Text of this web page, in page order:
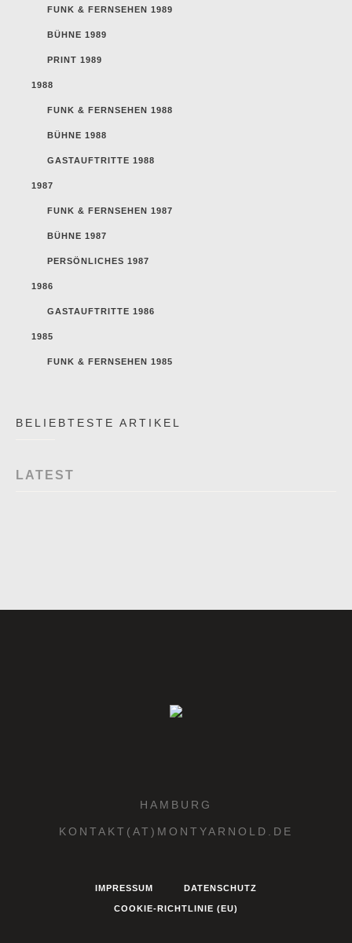
FUNK & FERNSEHEN 1989
BÜHNE 1989
PRINT 1989
1988
FUNK & FERNSEHEN 1988
BÜHNE 1988
GASTAUFTRITTE 1988
1987
FUNK & FERNSEHEN 1987
BÜHNE 1987
PERSÖNLICHES 1987
1986
GASTAUFTRITTE 1986
1985
FUNK & FERNSEHEN 1985
BELIEBTESTE ARTIKEL
LATEST
HAMBURG
KONTAKT(AT)MONTYARNOLD.DE
IMPRESSUM DATENSCHUTZ
COOKIE-RICHTLINIE (EU)